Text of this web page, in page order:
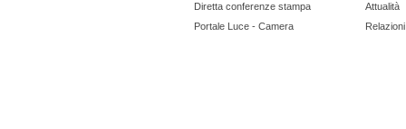
Diretta conferenze stampa
Portale Luce - Camera
Attualità